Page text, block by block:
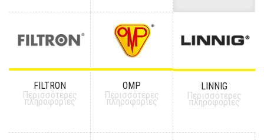
FILTRON
Περισσότερες
πληροφορίες
OMP
Περισσότερες
πληροφορίες
LINNIG
Περισσότερες
πληροφορίες